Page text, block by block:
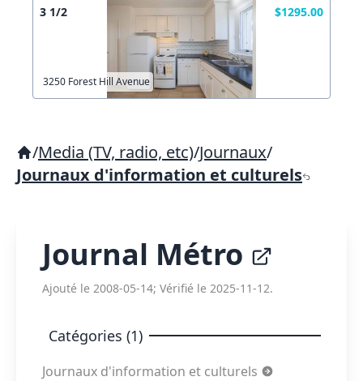
3 1/2 $1295.00
3250 Forest Hill Avenue
/Media (TV, radio, etc)/Journaux/
Journaux d'information et culturels
Journal Métro
Ajouté le 2008-05-14; Vérifié le 2025-11-12.
Catégories (1)
Journaux d'information et culturels